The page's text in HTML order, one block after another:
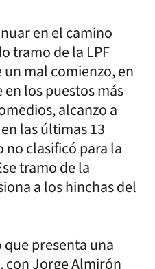
en el camino
tramo de la LPF
mal comienzo, en
los puestos más
alcanzo a
las últimas 13
no clasificó para la
tramo de la
a los hinchas del
que presenta una
con Jorge Almirón